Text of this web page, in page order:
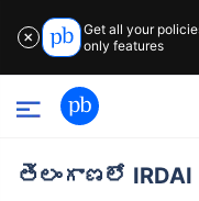
✕
Get all your
only features
తెలంగాణలో